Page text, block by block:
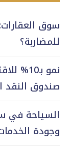
سوق
للمضاربة؟
نمو
صندوق النقد
السياحة في
وجودة